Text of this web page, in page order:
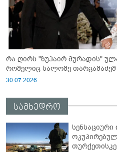
რა ღირს "ზუჰაირ მურადის" ულამაზესი საქორწინო კაბა,
რომელიც სალომე
30.07.2026
სამხედრო